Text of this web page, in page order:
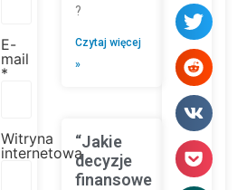
E-
mail
*
Witryna
internetowa
?
Czytaj więcej
»
“Jakie
decyzje
finansowe